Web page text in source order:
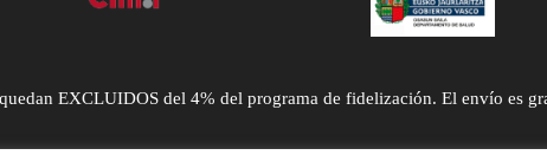
EXCLUIDOS del 4% del programa de fidelización. El envío es